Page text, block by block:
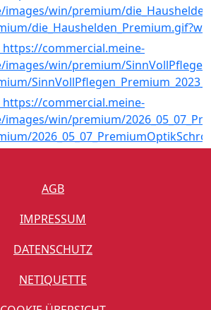
AGB
IMPRESSUM
DATENSCHUTZ
NETIQUETTE